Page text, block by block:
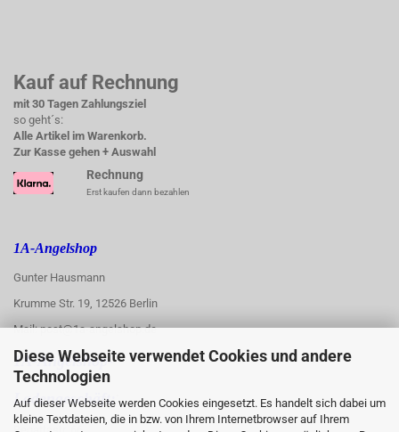
Diese Webseite verwendet Cookies und andere
Technologien
Auf dieser Webseite werden Cookies eingesetzt. Es handelt sich dabei um
kleine Textdateien, die in bzw. von Ihrem Internetbrowser auf Ihrem
Kauf auf Rechnung
mit 30 Tagen Zahlungsziel
so geht´s:
Alle Artikel im Warenkorb.
Zur Kasse gehen + Auswahl
Rechnung
Erst kaufen dann bezahlen
1A-Angelshop
Gunter Hausmann
Krumme Str. 19, 12526 Berlin
Mail: post@1a-angelshop.de
1A-Angelshop-
Ladengeschäft: :